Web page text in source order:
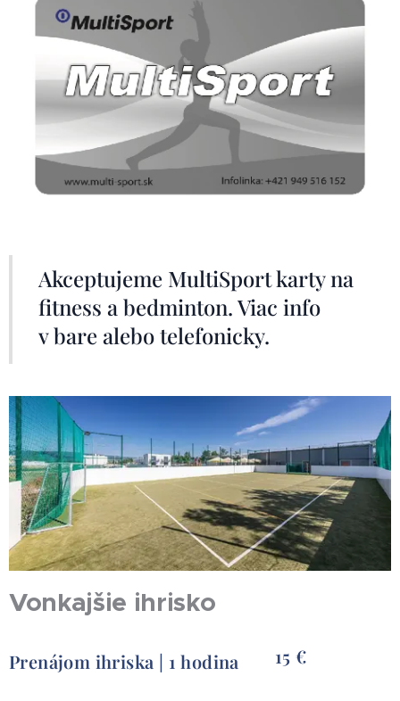
Akceptujeme MultiSport karty na
fitness a bedminton. Viac info
v bare alebo telefonicky.
Vonkajšie ihrisko
Prenájom ihriska | 1 hodina 15 €